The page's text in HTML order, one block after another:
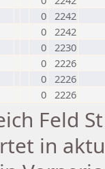
0 2242
0 2242
0 2230
0 2226
0 2226
0 2226
Feld
in